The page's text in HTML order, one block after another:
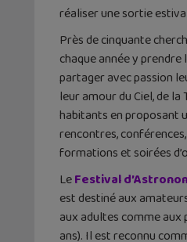
réaliser une sortie
Près de cinquante
chaque année y
partager avec passion
leur amour du Ciel, de la
habitants en proposant
rencontres,
formations et soirées
LeFestival
est destiné aux
aux adultes comme aux
ans). Il est reconnu